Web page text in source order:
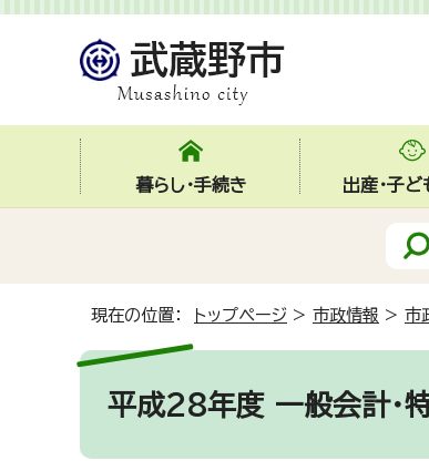
暮らし・手続き 出産・子ど
現在の位置： トップページ > 市政情報 > 市
平成28年度 一般会計・